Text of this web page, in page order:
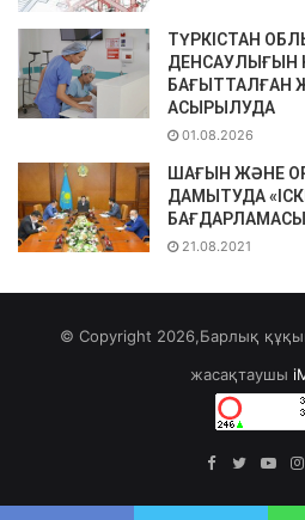
ТҮРКІСТАН
ДЕНСАУЛЫҒЫН
БАҒЫТТАЛҒАН
АСЫРЫЛУДА
01.08.2026
ШАҒЫН ЖӘНЕ
ДАМЫТУДА
21.08.2021
© Copyright 2026,Барлық
жасақтаушы
FacebookTwitter